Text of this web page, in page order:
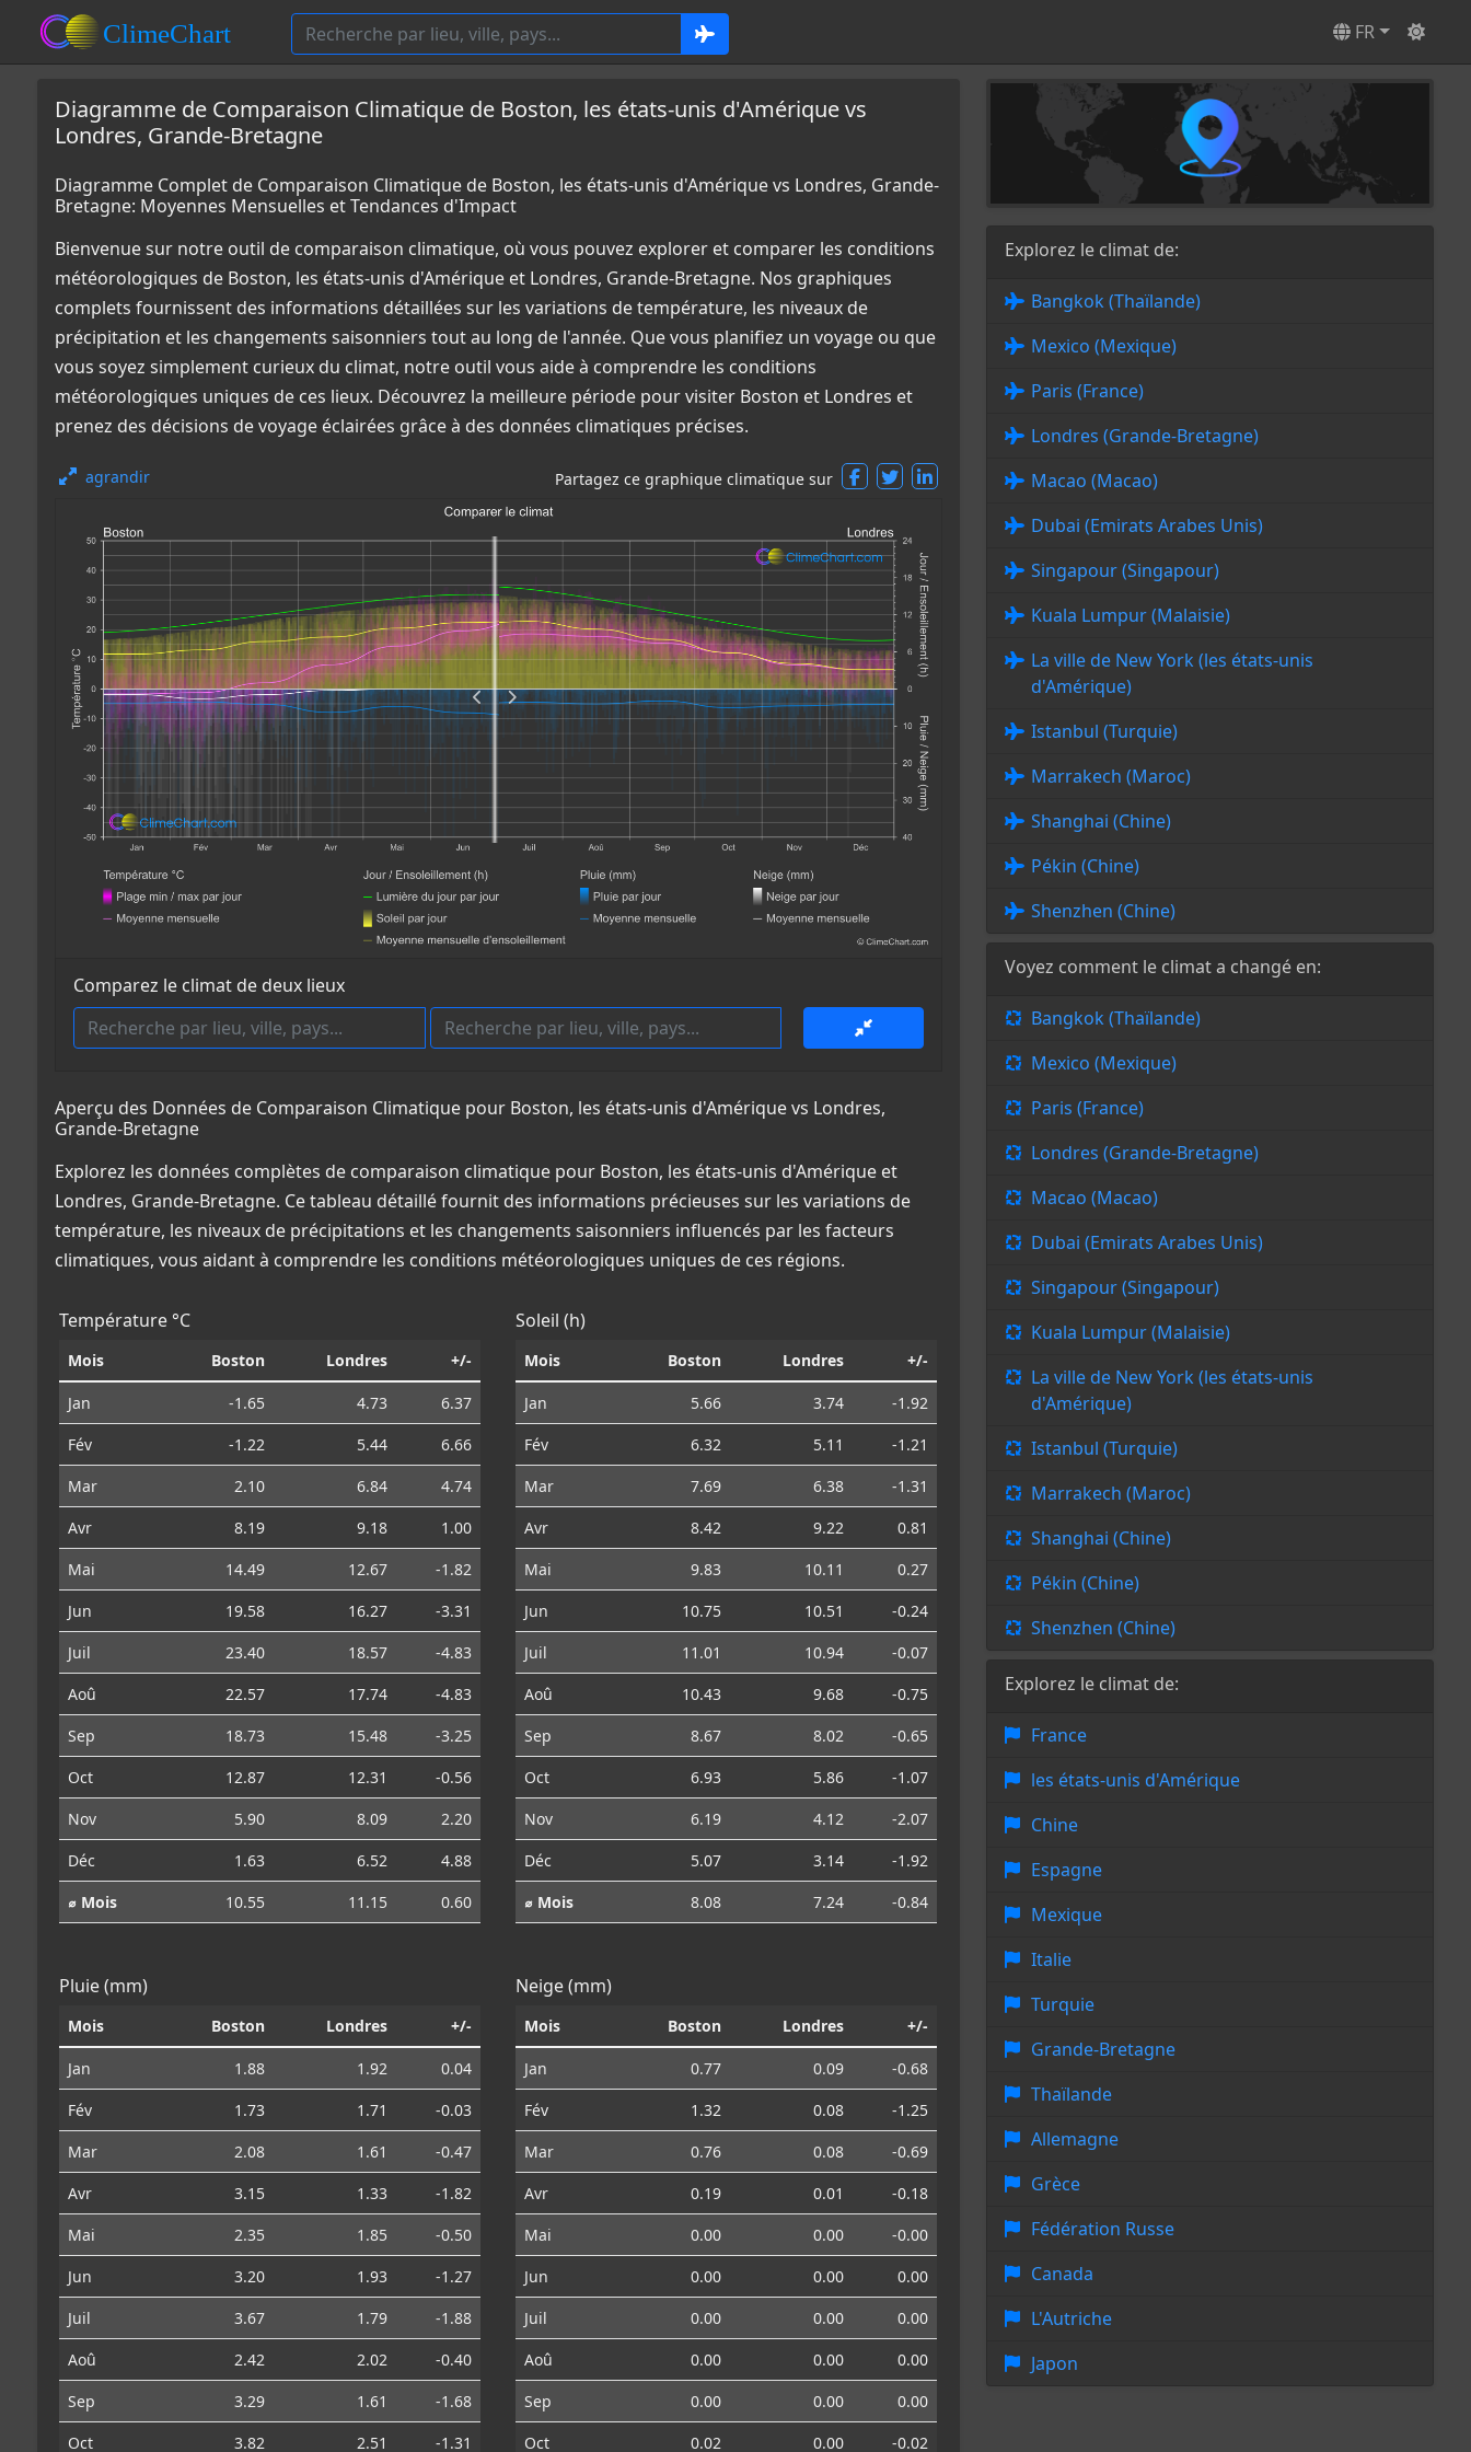
FR
Diagramme de Comparaison Climatique de Boston, les états-unis d'Amérique vs
Londres, Grande-Bretagne
Diagramme Complet de Comparaison Climatique de Boston, les états-unis d'Amérique vs Londres, Grande-
Bretagne: Moyennes Mensuelles et Tendances d'Impact
Bienvenue sur notre outil de comparaison climatique, où vous pouvez explorer et comparer les conditions
météorologiques de Boston, les états-unis d'Amérique et Londres, Grande-Bretagne. Nos graphiques
complets fournissent des informations détaillées sur les variations de température, les niveaux de
précipitation et les changements saisonniers tout au long de l'année. Que vous planifiez un voyage ou que
vous soyez simplement curieux du climat, notre outil vous aide à comprendre les conditions
météorologiques uniques de ces lieux. Découvrez la meilleure période pour visiter Boston et Londres et
prenez des décisions de voyage éclairées grâce à des données climatiques précises.
agrandir Partagez ce graphique climatique sur
Comparez le climat de deux lieux
Aperçu des Données de Comparaison Climatique pour Boston, les états-unis d'Amérique vs Londres,
Grande-Bretagne
Explorez les données complètes de comparaison climatique pour Boston, les états-unis d'Amérique et
Londres, Grande-Bretagne. Ce tableau détaillé fournit des informations précieuses sur les variations de
température, les niveaux de précipitations et les changements saisonniers influencés par les facteurs
climatiques, vous aidant à comprendre les conditions météorologiques uniques de ces régions.
Température °C
Mois Boston Londres +/-
Jan -1.65 4.73
6.37
Fév
-1.22 5.44
6.66
Mar
2.10 6.84
4.74
Avr
8.19 9.18
1.00
Mai
14.49 12.67
-1.82
Jun
19.58 16.27
-3.31
Juil
23.40 18.57
-4.83
Aoû
22.57 17.74
-4.83
Sep
18.73 15.48
-3.25
Oct
12.87 12.31
-0.56
Nov
5.90 8.09
2.20
Déc
1.63 6.52
4.88
⌀ Mois
10.55 11.15 0.60
Soleil (h)
Mois Boston Londres +/-
Jan 5.66 3.74
-1.92
Fév
6.32 5.11
-1.21
Mar
7.69 6.38
-1.31
Avr
8.42 9.22
0.81
Mai
9.83 10.11
0.27
Jun
10.75 10.51
-0.24
Juil
11.01 10.94
-0.07
Aoû
10.43 9.68
-0.75
Sep
8.67 8.02
-0.65
Oct
6.93 5.86
-1.07
Nov
6.19 4.12
-2.07
Déc
5.07 3.14
-1.92
⌀ Mois
8.08 7.24 -0.84
Pluie (mm)
Mois Boston Londres +/-
Jan 1.88 1.92
0.04
Fév
1.73 1.71
-0.03
Mar
2.08 1.61
-0.47
Avr
3.15 1.33
-1.82
Mai
2.35 1.85
-0.50
Jun
3.20 1.93
-1.27
Juil
3.67 1.79
-1.88
Aoû
2.42 2.02
-0.40
Sep
3.29 1.61
-1.68
Oct
3.82 2.51 -1.31
Neige (mm)
Mois Boston Londres +/-
Jan 0.77 0.09
-0.68
Fév
1.32 0.08
-1.25
Mar
0.76 0.08
-0.69
Avr
0.19 0.01
-0.18
Mai
0.00 0.00
-0.00
Jun
0.00 0.00
0.00
Juil
0.00 0.00
0.00
Aoû
0.00 0.00
0.00
Sep
0.00 0.00
0.00
Oct
0.02 0.00 -0.02
Explorez le climat de:
Bangkok (Thaïlande)
Mexico (Mexique)
Paris (France)
Londres (Grande-Bretagne)
Macao (Macao)
Dubai (Emirats Arabes Unis)
Singapour (Singapour)
Kuala Lumpur (Malaisie)
La ville de New York (les états-unis
d'Amérique)
Istanbul (Turquie)
Marrakech (Maroc)
Shanghai (Chine)
Pékin (Chine)
Shenzhen (Chine)
Voyez comment le climat a changé en:
Bangkok (Thaïlande)
Mexico (Mexique)
Paris (France)
Londres (Grande-Bretagne)
Macao (Macao)
Dubai (Emirats Arabes Unis)
Singapour (Singapour)
Kuala Lumpur (Malaisie)
La ville de New York (les états-unis
d'Amérique)
Istanbul (Turquie)
Marrakech (Maroc)
Shanghai (Chine)
Pékin (Chine)
Shenzhen (Chine)
Explorez le climat de:
France
les états-unis d'Amérique
Chine
Espagne
Mexique
Italie
Turquie
Grande-Bretagne
Thaïlande
Allemagne
Grèce
Fédération Russe
Canada
L'Autriche
Japon